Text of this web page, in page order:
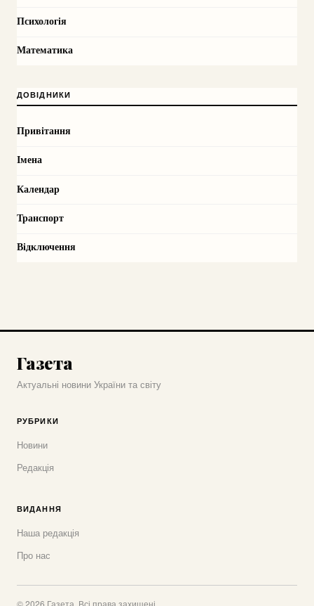
Психологія
Математика
ДОВІДНИКИ
Привітання
Імена
Календар
Транспорт
Відключення
Газета
Актуальні новини України та світу
РУБРИКИ
Новини
Редакція
ВИДАННЯ
Наша редакція
Про нас
© 2026 Газета. Всі права захищені.